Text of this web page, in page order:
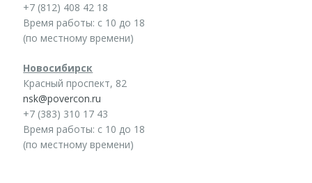
+7 (812) 408 42 18
Время работы: с 10 до 18
(по местному времени)
Новосибирск
Красный проспект, 82
nsk@povercon.ru
+7 (383) 310 17 43
Время работы: с 10 до 18
(по местному времени)